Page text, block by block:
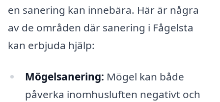
en sanering kan innebära. Här är några
av de områden där sanering i Fågelsta
kan erbjuda hjälp:
Mögelsanering: Mögel kan både
påverka inomhusluften negativt och